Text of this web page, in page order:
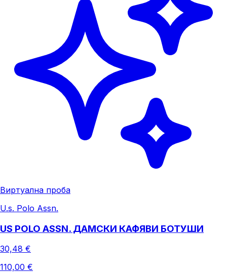
Виртуална проба
U.s. Polo Assn.
US POLO ASSN. ДАМСКИ КАФЯВИ БОТУШИ
30,48 €
110,00 €